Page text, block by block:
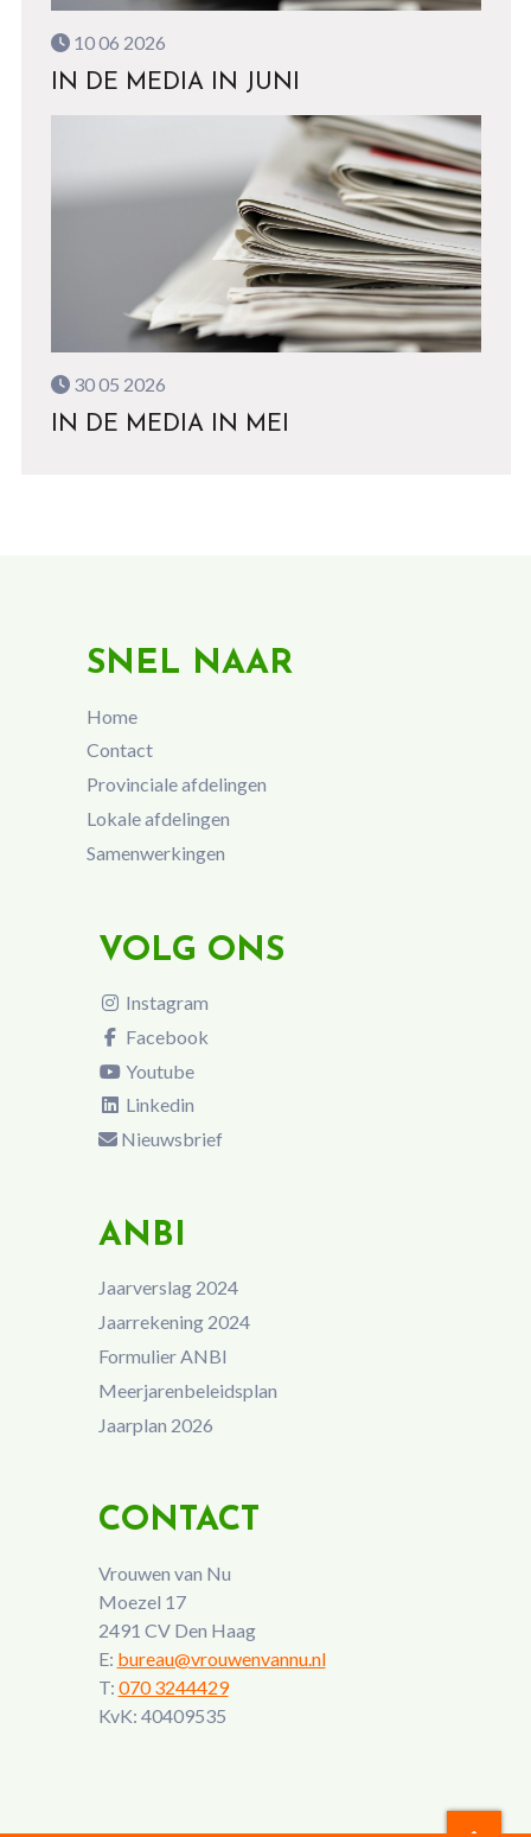
10 06 2026
IN DE MEDIA IN JUNI
30 05 2026
IN DE MEDIA IN MEI
SNEL NAAR
Home
Contact
Provinciale afdelingen
Lokale afdelingen
Samenwerkingen
VOLG ONS
Instagram
Facebook
Youtube
Linkedin
Nieuwsbrief
ANBI
Jaarverslag 2024
Jaarrekening 2024
Formulier ANBI
Meerjarenbeleidsplan
Jaarplan 2026
CONTACT
Vrouwen van Nu
Moezel 17
2491 CV Den Haag
E: bureau@vrouwenvannu.nl
T: 070 3244429
KvK: 40409535